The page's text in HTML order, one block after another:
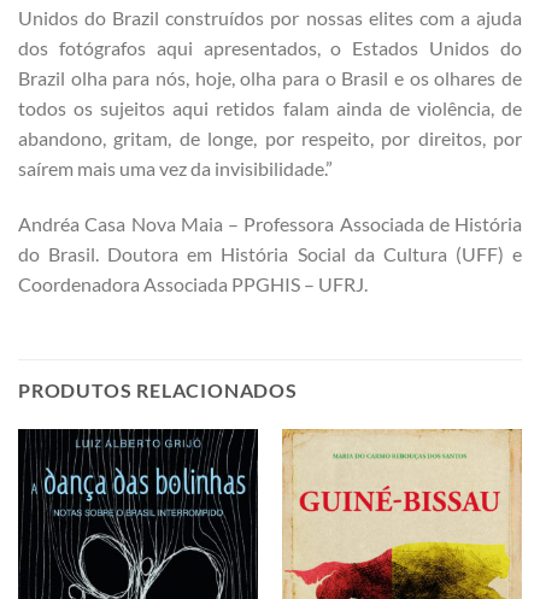
Unidos do Brazil construídos por nossas elites com a ajuda
dos fotógrafos aqui apresentados, o Estados Unidos do
Brazil olha para nós, hoje, olha para o Brasil e os olhares de
todos os sujeitos aqui retidos falam ainda de violência, de
abandono, gritam, de longe, por respeito, por direitos, por
saírem mais uma vez da invisibilidade.”
Andréa Casa Nova Maia – Professora Associada de História
do Brasil. Doutora em História Social da Cultura (UFF) e
Coordenadora Associada PPGHIS – UFRJ.
PRODUTOS RELACIONADOS